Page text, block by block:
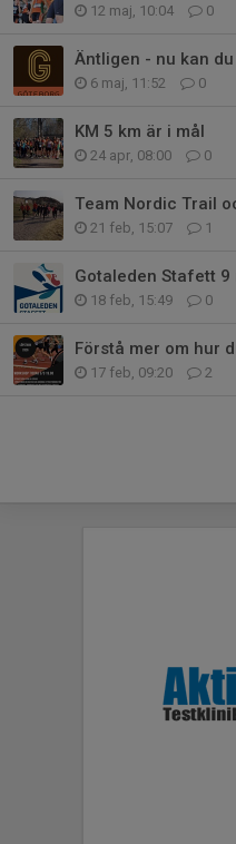
12 maj, 10:04 0
Äntligen - nu kan
6 maj, 11:52 0
KM 5 km är i mål
24 apr, 08:00 0
Team Nordic Trail
21 feb, 15:07 1
Gotaleden Stafett 9
18 feb, 15:49 0
17 feb, 09:20 2